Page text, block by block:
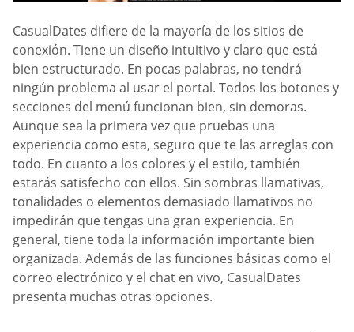
CasualDates difiere de la mayoría de los sitios de
conexión. Tiene un diseño intuitivo y claro que está
bien estructurado. En pocas palabras, no tendrá
ningún problema al usar el portal. Todos los botones y
secciones del menú funcionan bien, sin demoras.
Aunque sea la primera vez que pruebas una
experiencia como esta, seguro que te las arreglas con
todo. En cuanto a los colores y el estilo, también
estarás satisfecho con ellos. Sin sombras llamativas,
tonalidades o elementos demasiado llamativos no
impedirán que tengas una gran experiencia. En
general, tiene toda la información importante bien
organizada. Además de las funciones básicas como el
correo electrónico y el chat en vivo, CasualDates
presenta muchas otras opciones.